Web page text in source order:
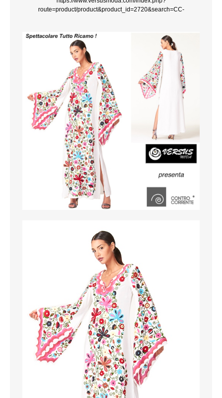
route=product/product&product_id=2720&search=CC-